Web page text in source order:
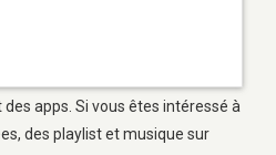
apps. Si vous êtes intéressé à
des playlist et musique sur